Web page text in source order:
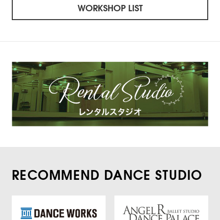
WORKSHOP LIST
RECOMMEND DANCE STUDIO